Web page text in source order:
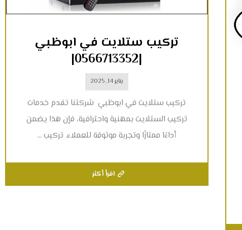
تركيب ستلايت في ابوظبي
|0566713352|
يناير 14, 2025
تركيب ستلايت في ابوظبي شركتنا تقدم خدمات
تركيب الستلايت بمهنية واحترافية، فإن هذا يضمن
أداءًا ممتازًا وتجربة موثوقة للعملاء. تركيب ...
اقرأ أكثر